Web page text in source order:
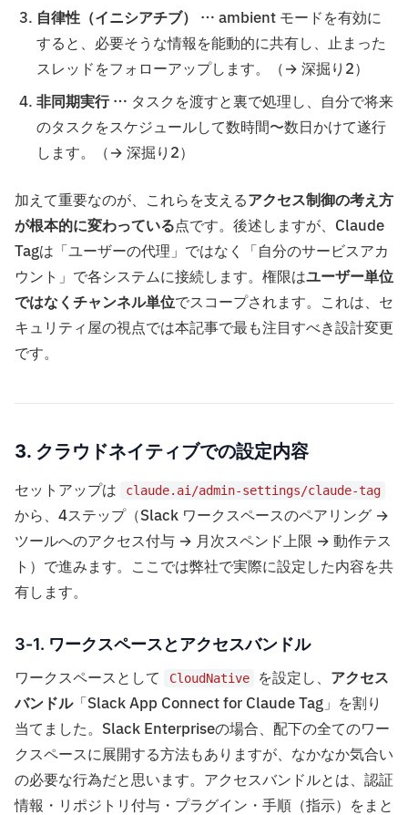
自律性（イニシアチブ） … ambient モードを有効に
すると、必要そうな情報を能動的に共有し、止まった
スレッドをフォローアップします。（→ 深掘り2）
非同期実行… タスクを渡すと裏で処理し、自分で将来
のタスクをスケジュールして数時間〜数日かけて遂行
します。（→ 深掘り2）
加えて重要なのが、これらを支えるアクセス制御の考え方
が根本的に変わっている点です。後述しますが、Claude
Tagは「ユーザーの代理」ではなく「自分のサービスアカ
ウント」で各システムに接続します。権限はユーザー単位
ではなくチャンネル単位でスコープされます。これは、セ
キュリティ屋の視点では本記事で最も注目すべき設計変更
です。
3. クラウドネイティブでの設定内容
セットアップは
claude.ai/admin-settings/claude-tag
から、4ステップ（Slack ワークスペースのペアリング →
ツールへのアクセス付与 → 月次スペンド上限 → 動作テス
ト）で進みます。ここでは弊社で実際に設定した内容を共
有します。
3-1. ワークスペースとアクセスバンドル
ワークスペースとして CloudNative を設定し、 アクセス
バンドル「Slack App Connect for Claude Tag」を割り
当てました。Slack Enterpriseの場合、配下の全てのワー
クスペースに展開する方法もありますが、なかなか気合い
の必要な行為だと思います。アクセスバンドルとは、認証
情報・リポジトリ付与・プラグイン・手順（指示）をまと